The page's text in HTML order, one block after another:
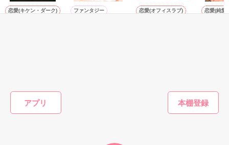
アプリ
☆★Special　Thanks☆★
blanket様、Nanoha様、みき様
恋愛(キケン・ダーク) ファンタジー 恋愛(オフィスラブ) 恋愛(純愛)
かんたん検索の条件を変える